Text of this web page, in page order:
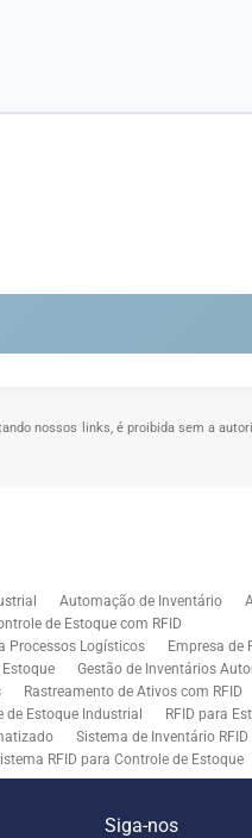
nossos links, é proibida sem a
Automação de Inventário
de Estoque com RFID
Processos Logísticos
Empresa de
Estoque
Gestão de Inventários
Rastreamento de Ativos com RFID
de Estoque Industrial RFID para
Sistema de Inventário RFID
RFID para Controle de Estoque
Soluções em Rastreamento
para Integração Middleware
Siga-nos